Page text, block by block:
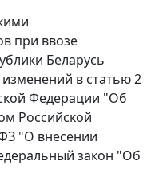
при ввозе
Беларусь
изменений в статью 2
Федерации "Об
Российской
"О внесении
закон "Об